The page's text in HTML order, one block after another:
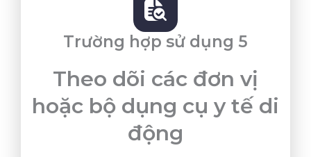
Trường hợp sử dụng 5
Theo dõi các đơn vị
hoặc bộ dụng cụ y tế di
động